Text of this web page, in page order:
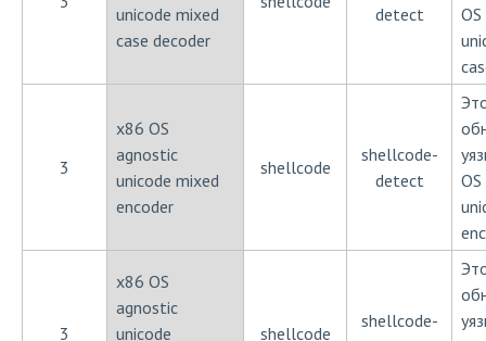
unicode mixed
case decoder
detect
3
x86 OS
agnostic
unicode mixed
encoder
shellcode
shellcode-
detect
3
x86 OS
agnostic
unicode
shellcode
shellcode-